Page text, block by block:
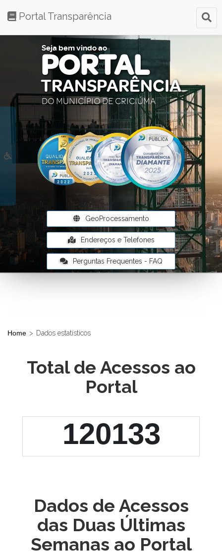
Portal Transparência
Seja bem vindo ao
PORTAL
TRANSPARÊNCIA
DO MUNICÍPIO DE CRICIÚMA
GeoProcessamento
Endereços e Telefones
Perguntas Frequentes - FAQ
Home > Dados estatísticos
Total de Acessos ao
Portal
Dados de Acessos
das Duas Últimas
Semanas ao Portal